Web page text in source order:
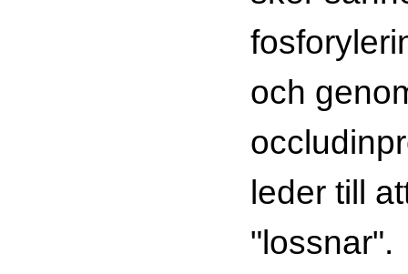
och
leder till
"lossnar".